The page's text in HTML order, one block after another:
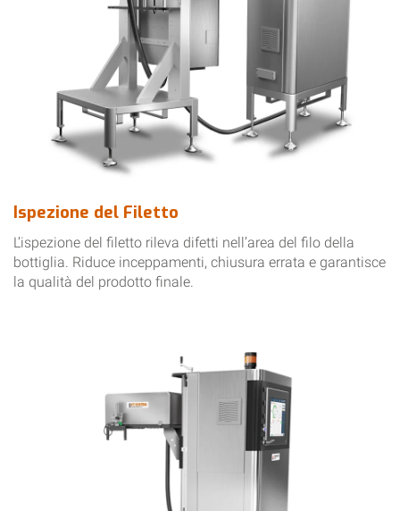
Ispezione del Filetto
L’ispezione del filetto rileva difetti nell’area del filo della
bottiglia. Riduce inceppamenti, chiusura errata e garantisce
la qualità del prodotto finale.